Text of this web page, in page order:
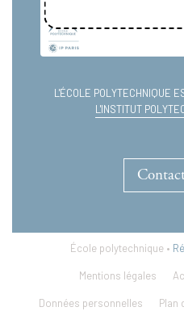
L'ÉCOLE POLYTECHNIQUE
L'INSTITUT
École polytechnique •
Mentions légales
Données personnelles Plan